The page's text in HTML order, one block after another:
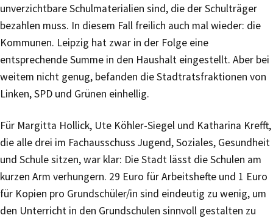
unverzichtbare Schulmaterialien sind, die der Schulträger
bezahlen muss. In diesem Fall freilich auch mal wieder: die
Kommunen. Leipzig hat zwar in der Folge eine
entsprechende Summe in den Haushalt eingestellt. Aber bei
weitem nicht genug, befanden die Stadtratsfraktionen von
Linken, SPD und Grünen einhellig.
Für Margitta Hollick, Ute Köhler-Siegel und Katharina Krefft,
die alle drei im Fachausschuss Jugend, Soziales, Gesundheit
und Schule sitzen, war klar: Die Stadt lässt die Schulen am
kurzen Arm verhungern. 29 Euro für Arbeitshefte und 1 Euro
für Kopien pro Grundschüler/in sind eindeutig zu wenig, um
den Unterricht in den Grundschulen sinnvoll gestalten zu